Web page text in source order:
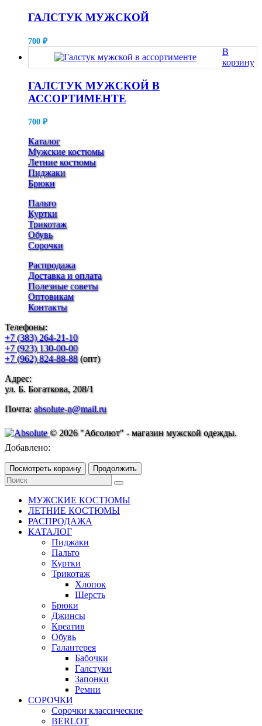
ГАЛСТУК МУЖСКОЙ
700 ₽
В
корзину
ГАЛСТУК МУЖСКОЙ В
АССОРТИМЕНТЕ
700 ₽
Каталог
Мужские костюмы
Летние костюмы
Пиджаки
Брюки
Пальто
Куртки
Трикотаж
Обувь
Сорочки
Распродажа
Доставка и оплата
Полезные советы
Оптовикам
Контакты
Телефоны:
+7 (383) 264-21-10
+7 (923) 130-00-00
+7 (962) 824-88-88(опт)
Адрес:
ул. Б. Богаткова, 208/1
Почта:absolute-n@mail.ru
© 2026 "Абсолют" - магазин мужской одежды.
Добавлено:
Посмотреть корзину Продолжить
МУЖСКИЕ КОСТЮМЫ
ЛЕТНИЕ КОСТЮМЫ
РАСПРОДАЖА
КАТАЛОГ
Пиджаки
Пальто
Куртки
Трикотаж
Хлопок
Шерсть
Брюки
Джинсы
Креатив
Обувь
Галантерея
Бабочки
Галстуки
Запонки
Ремни
СОРОЧКИ
Сорочки классические
BERLOT